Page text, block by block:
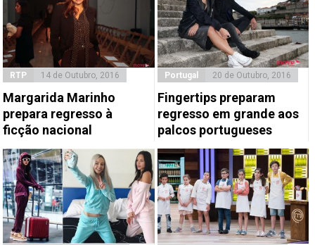
RTP 14 de Outubro, 2016
Margarida Marinho
prepara regresso à
ficção nacional
Portugal 20 de Outubro, 2016
Fingertips preparam
regresso em grande aos
palcos portugueses